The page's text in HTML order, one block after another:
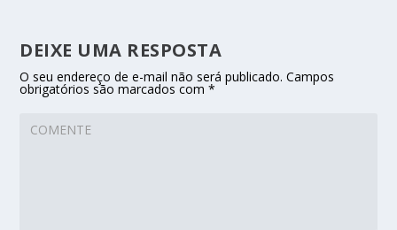
DEIXE UMA RESPOSTA
O seu endereço de e-mail não será publicado. Campos
obrigatórios são marcados com*